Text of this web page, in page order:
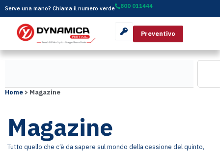
Serve una mano? Chiama il numero verde 800 011444
Preventivo
Home > Magazine
Magazine
Tutto quello che c’è da sapere sul mondo della cessione del quinto,